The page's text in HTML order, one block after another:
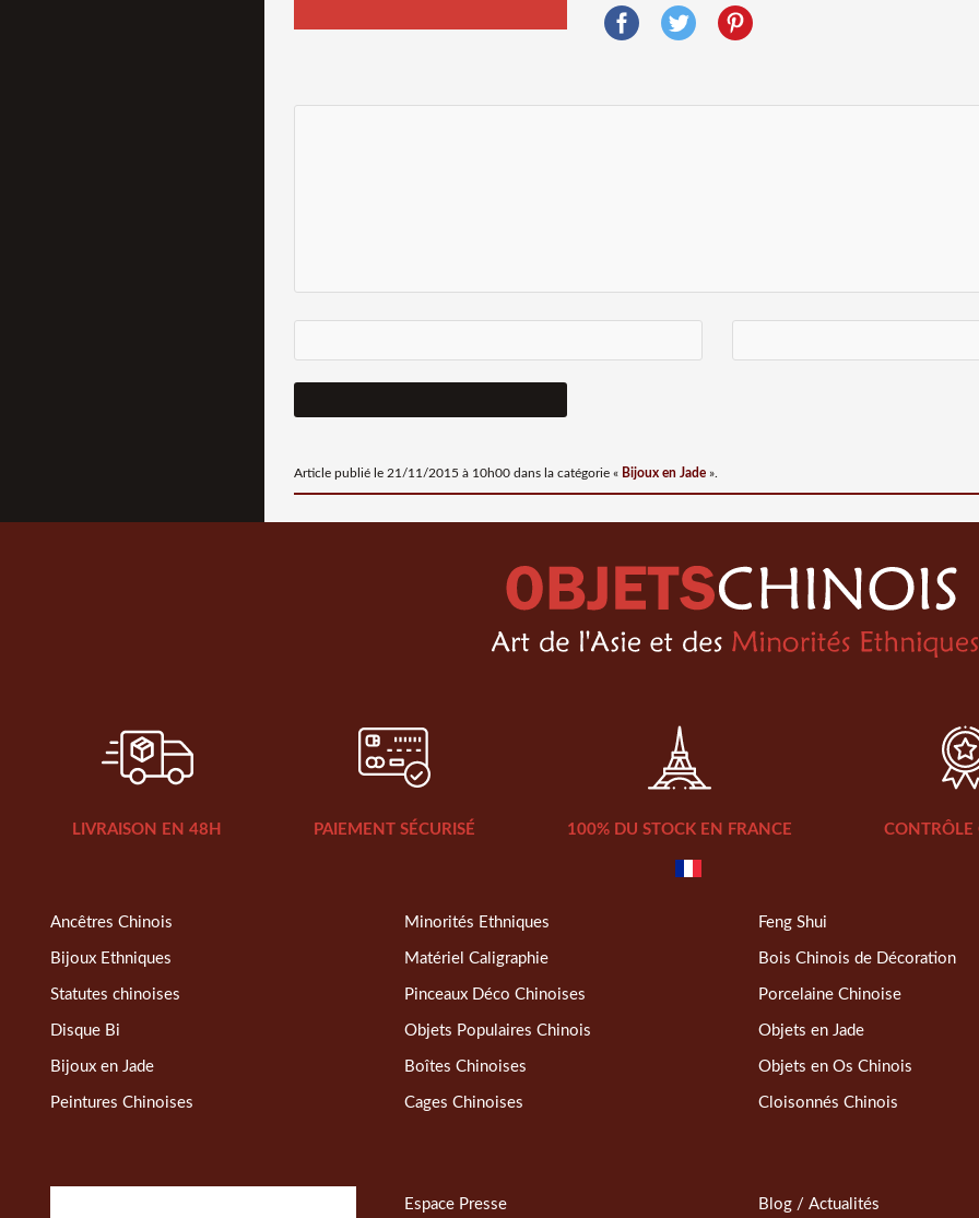
Article publié le 21/11/2015 à 10h00 dans la catégorie « Bijoux en Jade».
LIVRAISON EN 48H PAIEMENT SÉCURISÉ 100% DU STOCK EN FRANCE CONTRÔLE
Ancêtres Chinois
Bijoux Ethniques
Statutes chinoises
Disque Bi
Bijoux en Jade
Peintures Chinoises
Minorités Ethniques
Matériel Caligraphie
Pinceaux Déco Chinoises
Objets Populaires Chinois
Boîtes Chinoises
Cages Chinoises
Feng Shui
Bois Chinois de Décoration
Porcelaine Chinoise
Objets en Jade
Objets en Os Chinois
Cloisonnés Chinois
Espace Presse Blog / Actualités